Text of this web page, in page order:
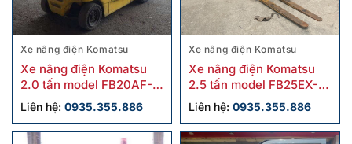
Xe nâng điện Komatsu
Xe nâng điện Komatsu
2.0 tấn model FB20AF-
12 cũ
Liên hệ: 0935.355.886
Xe nâng điện Komatsu
Xe nâng điện Komatsu
2.5 tấn model FB25EX-11
sx 2011
Liên hệ: 0935.355.886